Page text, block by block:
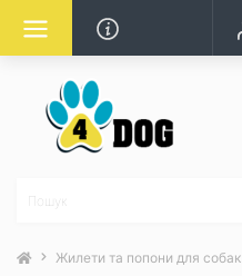
Жилети та попони для собак